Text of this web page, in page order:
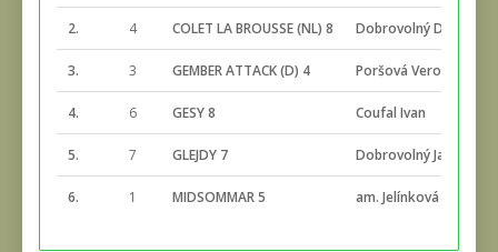
2. 4 COLET LA BROUSSE (NL) 8 Dobrovolný David
3. 3 GEMBER ATTACK (D) 4 Poršová Veronika
4. 6 GESY 8 Coufal Ivan
5. 7 GLEJDY 7 Dobrovolný Jaroslav
6. 1 MIDSOMMAR 5 am. Jelínková Klára